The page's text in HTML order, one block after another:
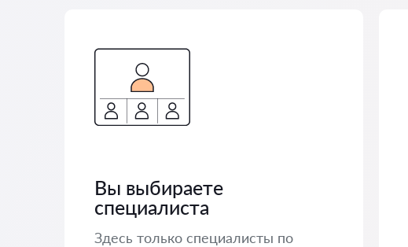
Вы выбираете
специалиста
Здесь только специалисты по